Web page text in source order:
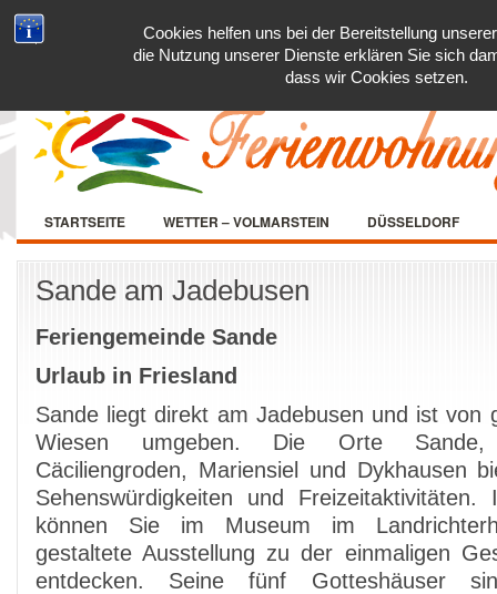
Cookies helfen uns bei der Bereitstellung
die Nutzung unserer Dienste erklären Sie sich
dass wir Cookies setzen.
STARTSEITE WETTER – VOLMARSTEIN DÜSSELDORF
Sande am Jadebusen
Feriengemeinde Sande
Urlaub in Friesland
Sande liegt direkt am Jadebusen und ist von
Wiesen umgeben. Die Orte Sande,
Cäciliengroden, Mariensiel und Dykhausen
Sehenswürdigkeiten und Freizeitaktivitäten.
können Sie im Museum im
gestaltete Ausstellung zu der einmaligen
entdecken. Seine fünf Gotteshäuser